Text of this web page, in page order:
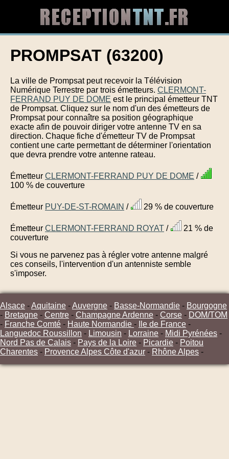
PROMPSAT (63200)
La ville de Prompsat peut recevoir la Télévision
Numérique Terrestre par trois émetteurs. CLERMONT-
FERRAND PUY DE DOME est le principal émetteur TNT
de Prompsat. Cliquez sur le nom d'un des émetteurs de
Prompsat pour connaître sa position géographique
exacte afin de pouvoir diriger votre antenne TV en sa
direction. Chaque fiche d'émetteur TV de Prompsat
contient une carte permettant de déterminer l'orientation
que devra prendre votre antenne rateau.
Émetteur CLERMONT-FERRAND PUY DE DOME /
100 % de couverture
Émetteur PUY-DE-ST-ROMAIN / 29 % de couverture
Émetteur CLERMONT-FERRAND ROYAT /
21 % de
couverture
Si vous ne parvenez pas à régler votre antenne malgré
ces conseils, l'intervention d'un antenniste semble
s'imposer.
Alsace -Aquitaine -Auvergne - Basse-Normandie - Bourgogne
- Bretagne - Centre - Champagne Ardenne - Corse - DOM/TOM
- Franche Comté - Haute Normandie - Ile de France -
Languedoc Roussillon - Limousin - Lorraine - Midi Pyrénées -
Nord Pas de Calais - Pays de la Loire - Picardie - Poitou
Charentes - Provence Alpes Côte d'azur - Rhône Alpes -